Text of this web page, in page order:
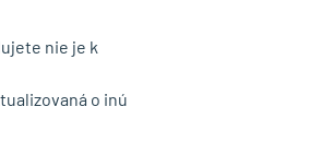
nie je k
o inú